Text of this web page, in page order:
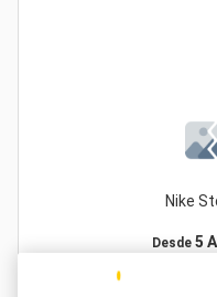
Nike
Desde 5